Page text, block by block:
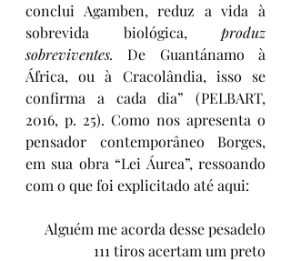
conclui Agamben, reduz a vida à
sobrevida biológica, produz
sobreviventes. De Guantánamo à
África, ou à Cracolândia, isso se
confirma a cada dia” (PELBART,
2016, p. 25). Como nos apresenta o
pensador contemporâneo Borges,
em sua obra “Lei Áurea”, ressoando
com o que foi explicitado até aqui:
Alguém me acorda desse pesadelo
111 tiros acertam um preto